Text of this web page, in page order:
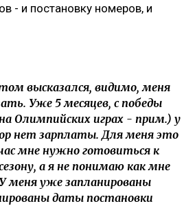
- и постановку номеров, и
высказался, видимо, меня
Уже 5 месяцев, с победы
Олимпийских играх - прим.) у
нет зарплаты. Для меня это
мне нужно готовиться к
а я не понимаю как мне
меня уже запланированы
даты постановки